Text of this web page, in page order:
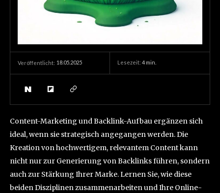
Veröffentlicht: 18.05.2025 Lesezeit: 4 min.
Content-Marketing und Backlink-Aufbau ergänzen sich
ideal, wenn sie strategisch angegangen werden. Die
Kreation von hochwertigem, relevantem Content kann
nicht nur zur Generierung von Backlinks führen, sondern
auch zur Stärkung Ihrer Marke. Lernen Sie, wie diese
beiden Disziplinen zusammenarbeiten und Ihre Online-